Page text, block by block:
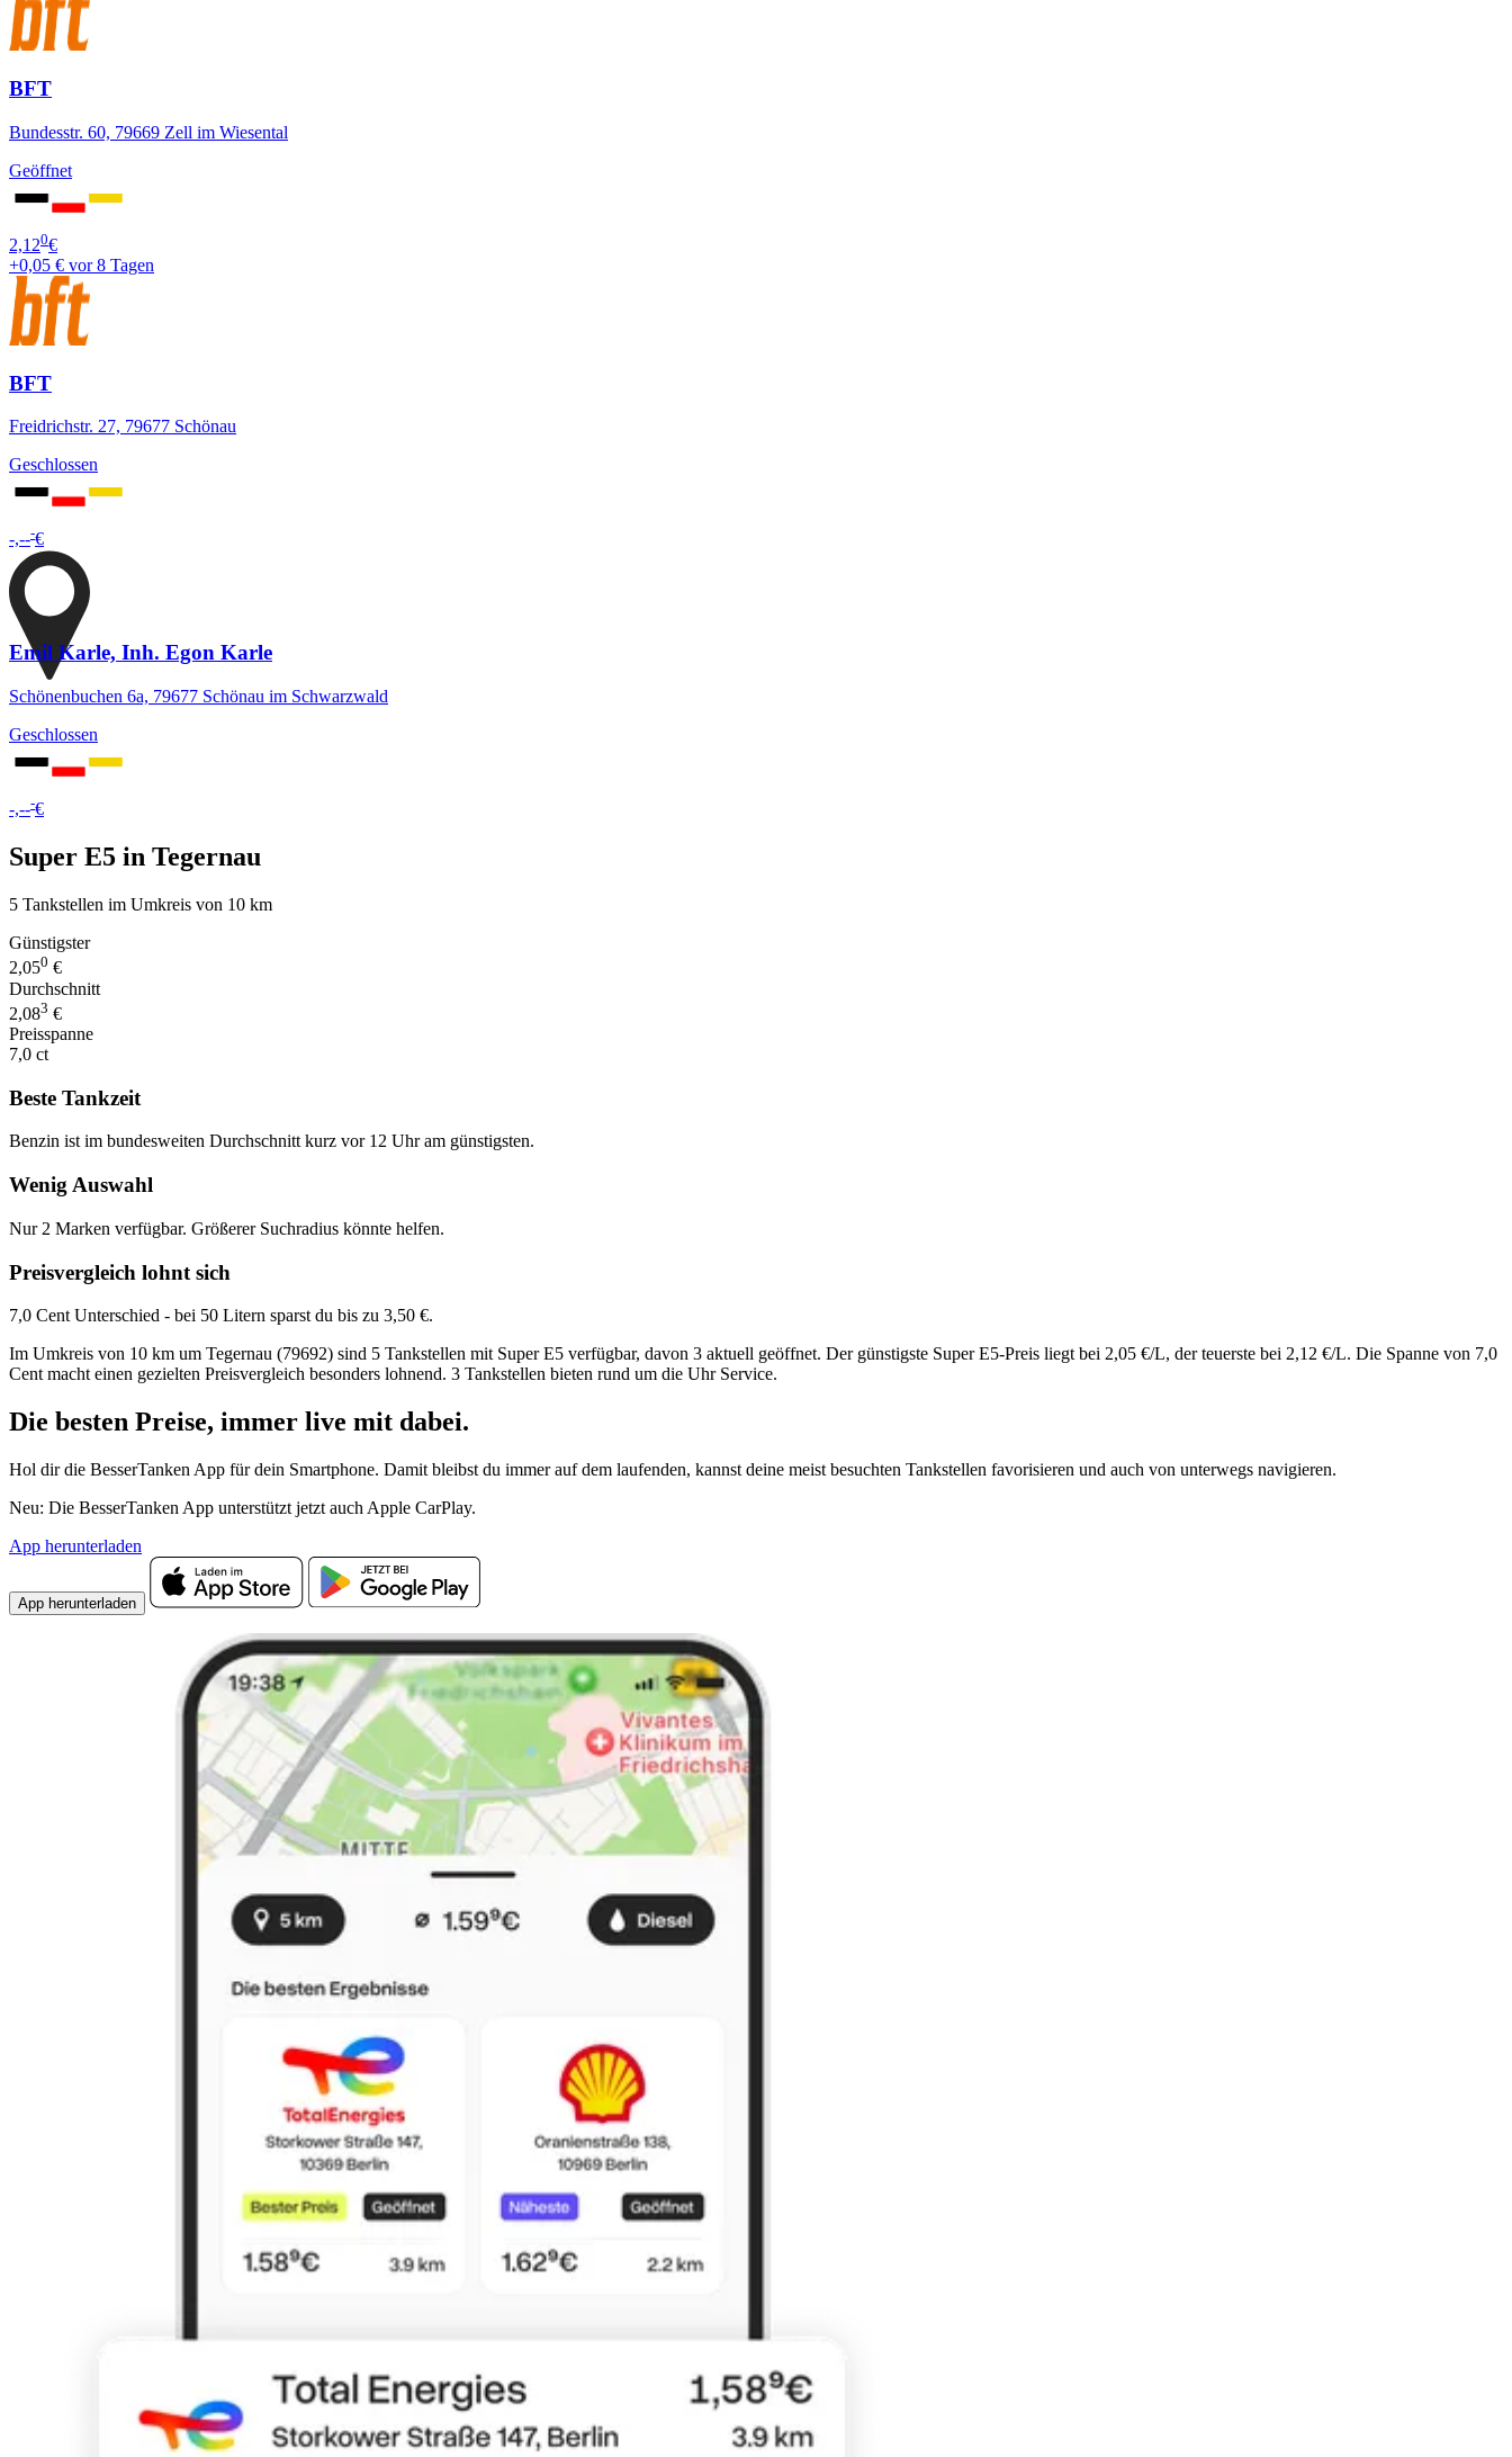
BFT
Bundesstr. 60, 79669 Zell im Wiesental
Geöffnet
2,120€
+0,05 € vor 8 Tagen
BFT
Freidrichstr. 27, 79677 Schönau
Geschlossen
-,---€
Emil Karle, Inh. Egon Karle
Schönenbuchen 6a, 79677 Schönau im Schwarzwald
Geschlossen
-,---€
Super E5 in Tegernau
5 Tankstellen im Umkreis von 10 km
Günstigster
2,050 €
Durchschnitt
2,083 €
Preisspanne
7,0 ct
Beste Tankzeit
Benzin ist im bundesweiten Durchschnitt kurz vor 12 Uhr am günstigsten.
Wenig Auswahl
Nur 2 Marken verfügbar. Größerer Suchradius könnte helfen.
Preisvergleich lohnt sich
7,0 Cent Unterschied - bei 50 Litern sparst du bis zu 3,50 €.
Im Umkreis von 10 km um Tegernau (79692) sind 5 Tankstellen mit Super E5 verfügbar, davon 3 aktuell geöffnet. Der günstigste Super E5-Preis liegt bei 2,05 €/L, der teuerste bei 2,12 €/L. Die Spanne von 7,0
Cent macht einen gezielten Preisvergleich besonders lohnend. 3 Tankstellen bieten rund um die Uhr Service.
Die besten Preise, immer live mit dabei.
Hol dir die BesserTanken App für dein Smartphone. Damit bleibst du immer auf dem laufenden, kannst deine meist besuchten Tankstellen favorisieren und auch von unterwegs navigieren.
Neu: Die BesserTanken App unterstützt jetzt auch Apple CarPlay.
App herunterladen
App herunterladen